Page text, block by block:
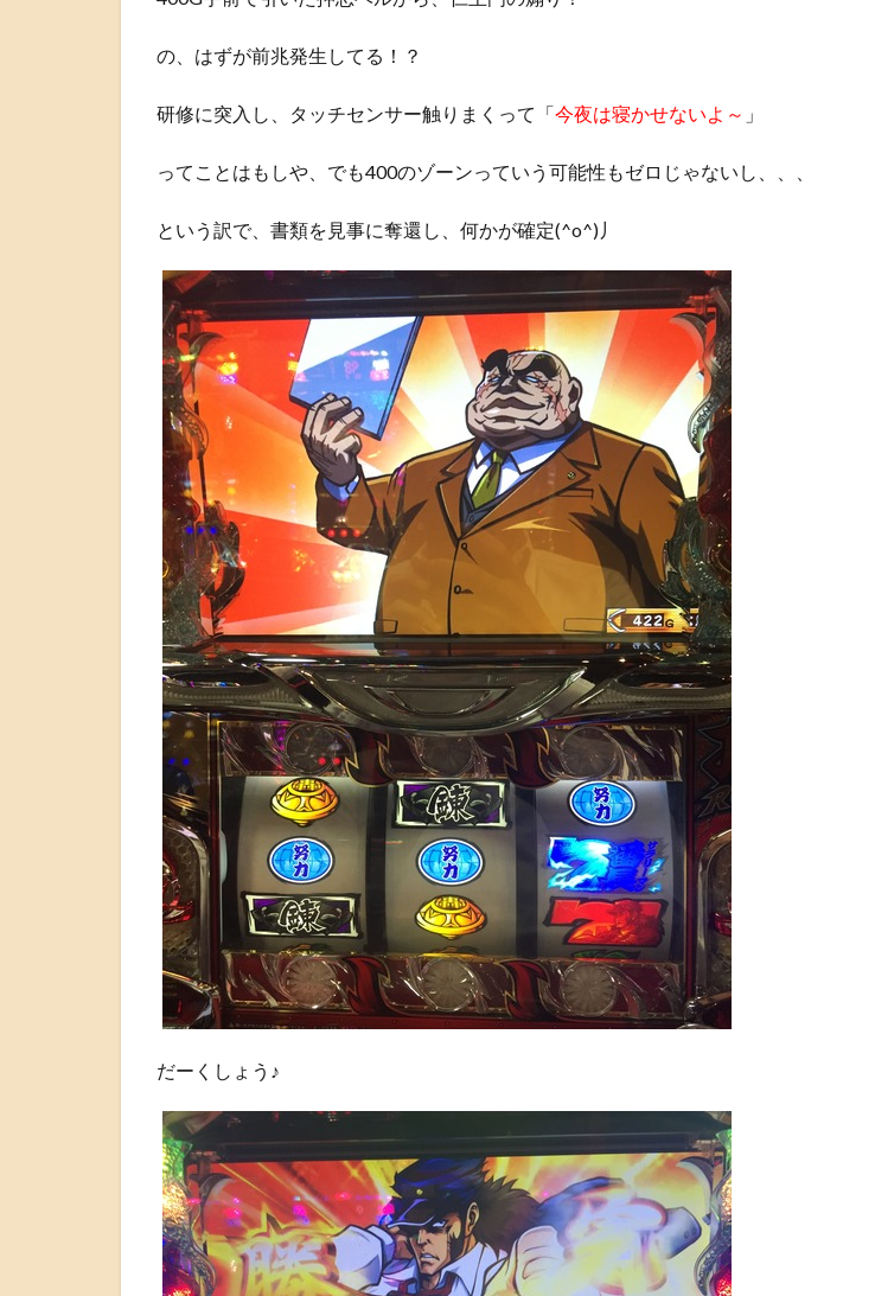
の、はずが前兆発生してる！？
研修に突入し、タッチセンサー触りまくって「今夜は寝かせないよ～ 」
ってことはもしや、でも400のゾーンっていう可能性もゼロじゃないし、、、
という訳で、書類を見事に奪還し、何かが確定(^o^)丿
だーくしょう♪